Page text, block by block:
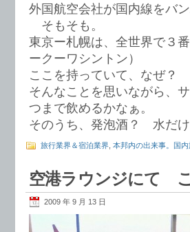
外国航空会社が国内線をバ
そもそも。
東京ー札幌は、全世界で３
ークーワシントン）
ここを持っていて、なぜ？
そんなことを思いながら、
つまで飲めるかなぁ。
そのうち、発泡酒？ 水だ
旅行業界＆宿泊業界 本邦内の出来事。国内
空港ラウンジにて
2009 年 9 月 13 日